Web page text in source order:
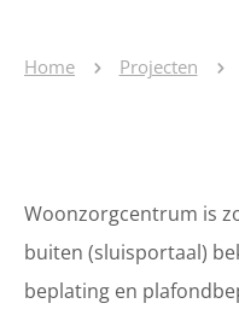
Home Projecten
Woonzorgcentrum is
buiten (sluisportaal)
beplating en